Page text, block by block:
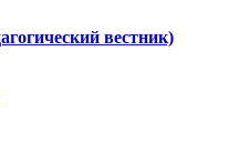
вестник)